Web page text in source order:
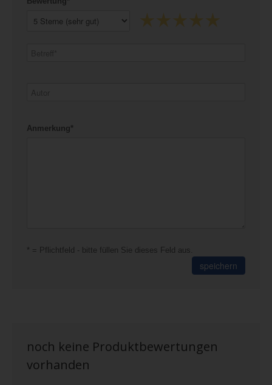
Anmerkung*
* = Pflichtfeld - bitte füllen Sie dieses Feld aus.
speichern
noch keine Produktbewertungen
vorhanden